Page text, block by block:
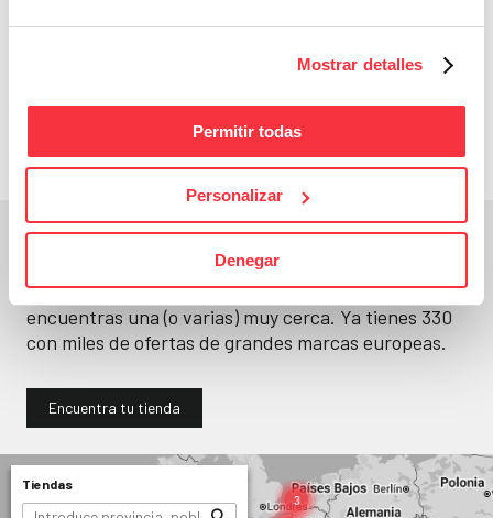
Mostrar detalles
Permitir todas
Personalizar
Denegar
llévatelos
En un segundo, la encuentras.
No paramos de abrirtiendas. Seguro que
encuentras una (o varias) muy cerca. Ya tienes 330
con miles de ofertas de grandes marcas europeas.
Encuentra tu tienda
Tiendas